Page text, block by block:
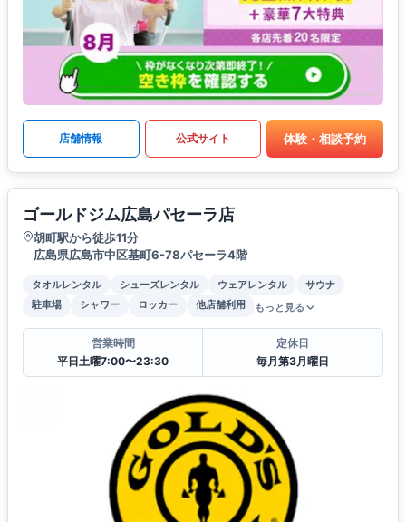
店舗情報 公式サイト 体験・相談予約
ゴールドジム広島パセーラ店
胡町駅から徒歩11分
広島県広島市中区基町6-78パセーラ4階
タオルレンタル シューズレンタル ウェアレンタル
サウナ
駐車場
シャワー ロッカー 他店舗利用 もっと見る
営業時間
平日土曜7:00〜23:30
定休日
毎月第3月曜日